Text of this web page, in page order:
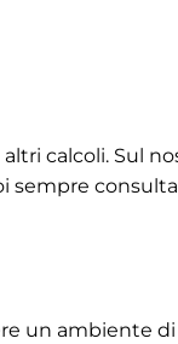
calcoli. Sul
sempre
un ambiente